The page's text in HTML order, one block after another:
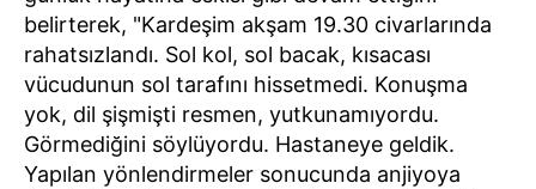
belirterek, "Kardeşim akşam 19.30 civarlarında
rahatsızlandı. Sol kol, sol bacak, kısacası
vücudunun sol tarafını hissetmedi. Konuşma
yok, dil şişmişti resmen, yutkunamıyordu.
Görmediğini söylüyordu. Hastaneye geldik.
Yapılan yönlendirmeler sonucunda anjiyoya